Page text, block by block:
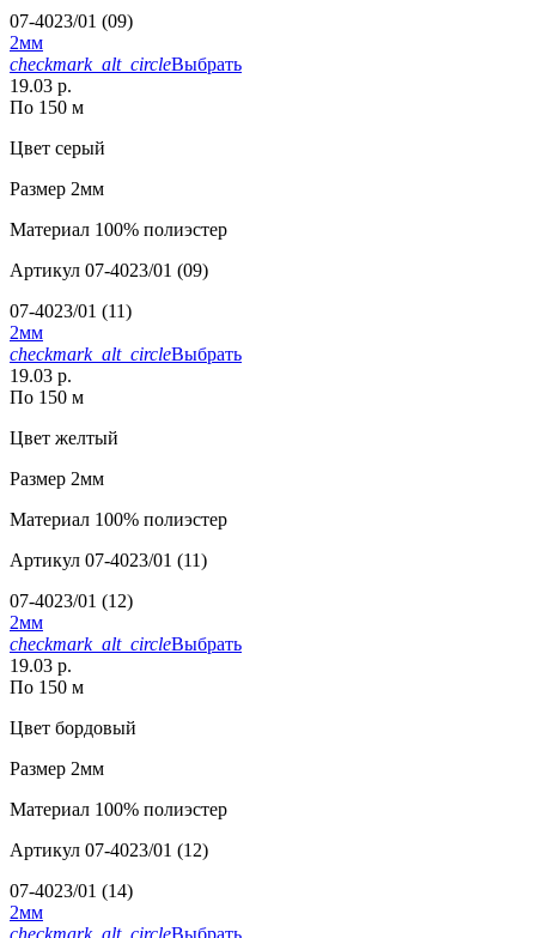
07-4023/01 (09)
2мм
checkmark_alt_circleВыбрать
19.03 р.
По 150 м
Цвет серый
Размер 2мм
Материал 100% полиэстер
Артикул 07-4023/01 (09)
07-4023/01 (11)
2мм
checkmark_alt_circleВыбрать
19.03 р.
По 150 м
Цвет желтый
Размер 2мм
Материал 100% полиэстер
Артикул 07-4023/01 (11)
07-4023/01 (12)
2мм
checkmark_alt_circleВыбрать
19.03 р.
По 150 м
Цвет бордовый
Размер 2мм
Материал 100% полиэстер
Артикул 07-4023/01 (12)
07-4023/01 (14)
2мм
checkmark_alt_circleВыбрать